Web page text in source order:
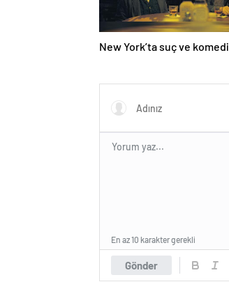
New York’ta suç ve komedi
Gönder
En az 10 karakter gerekli